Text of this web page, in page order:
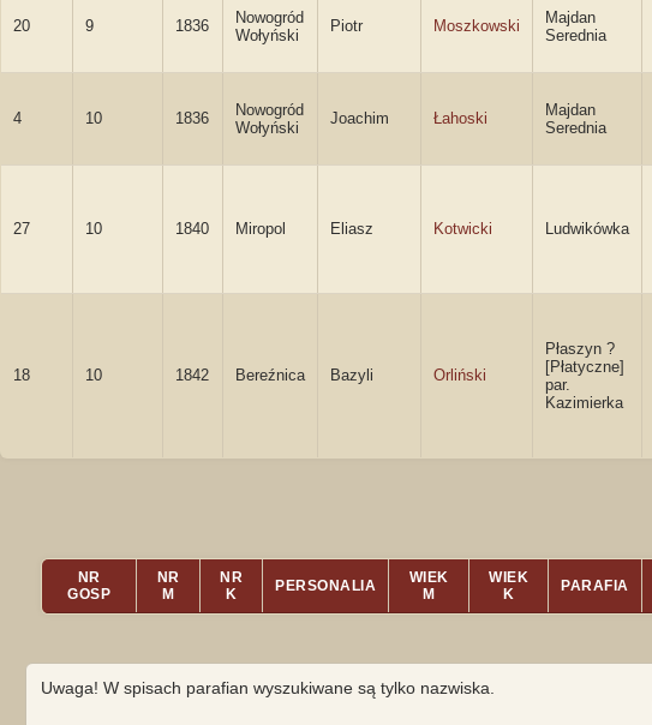
20 9 1836
Nowogród
Wołyński
Piotr Moszkowski
Majdan
Serednia
4 10 1836
Nowogród
Wołyński
Joachim Łahoski
Majdan
Serednia
27 10 1840 Miropol Eliasz Kotwicki Ludwikówka
18 10 1842 Bereźnica Bazyli Orliński
Płaszyn ?
[Płatyczne]
par.
Kazimierka
NR
GOSP
NR
M
NR
K
PERSONALIA
WIEK
M
WIEK
K
PARAFIA
Uwaga! W spisach parafian wyszukiwane są tylko nazwiska.